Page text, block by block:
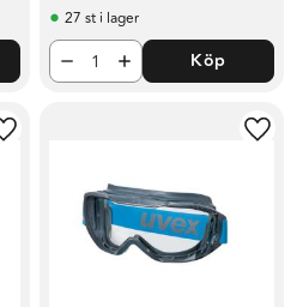
27 st i lager
Köp
Lägg till i favoriter